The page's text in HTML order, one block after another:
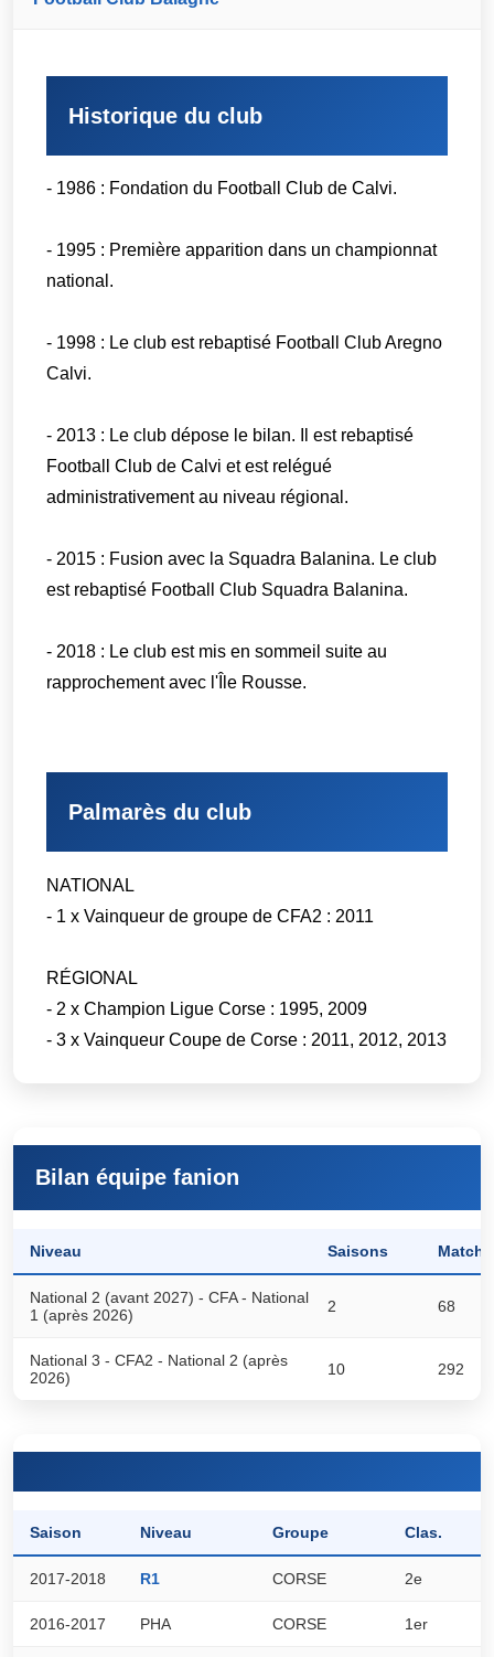
Historique du club
- 1986 : Fondation du Football Club de Calvi.
- 1995 : Première apparition dans un championnat
national.
- 1998 : Le club est rebaptisé Football Club Aregno
Calvi.
- 2013 : Le club dépose le bilan. Il est rebaptisé
Football Club de Calvi et est relégué
administrativement au niveau régional.
- 2015 : Fusion avec la Squadra Balanina. Le club
est rebaptisé Football Club Squadra Balanina.
- 2018 : Le club est mis en sommeil suite au
rapprochement avec l'Île Rousse.
Palmarès du club
NATIONAL
- 1 x Vainqueur de groupe de CFA2 : 2011
RÉGIONAL
- 2 x Champion Ligue Corse : 1995, 2009
- 3 x Vainqueur Coupe de Corse : 2011, 2012, 2013
Bilan équipe fanion
Niveau Saisons Matchs
National 2 (avant 2027) - CFA - National
1 (après 2026)
2 68
National 3 - CFA2 - National 2 (après
2026)
10 292
Saison Niveau Groupe Clas.
2017-2018 R1 CORSE 2e
2016-2017 PHA CORSE 1er